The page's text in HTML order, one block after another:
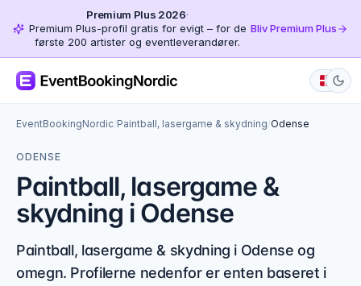
Premium Plus 2026·
Premium Plus-profil gratis for evigt – for de
første 200 artister og eventleverandører.
Bliv Premium Plus
EventBookingNordic/Paintball, lasergame & skydning/Odense
ODENSE
Paintball, lasergame &
skydning i Odense
Paintball, lasergame & skydning i Odense og
omegn. Profilerne nedenfor er enten baseret i